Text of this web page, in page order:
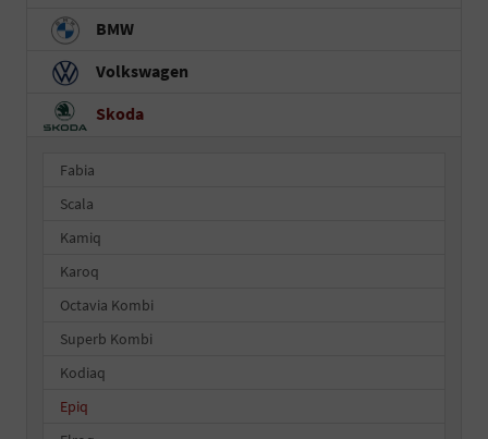
BMW
Volkswagen
Skoda
Fabia
Scala
Kamiq
Karoq
Octavia Kombi
Superb Kombi
Kodiaq
Epiq